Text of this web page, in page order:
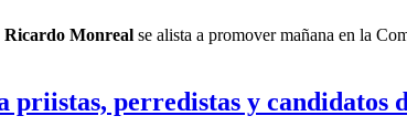
Ricardo Monreal se alista a promover mañana en la
priistas, perredistas y candidatos